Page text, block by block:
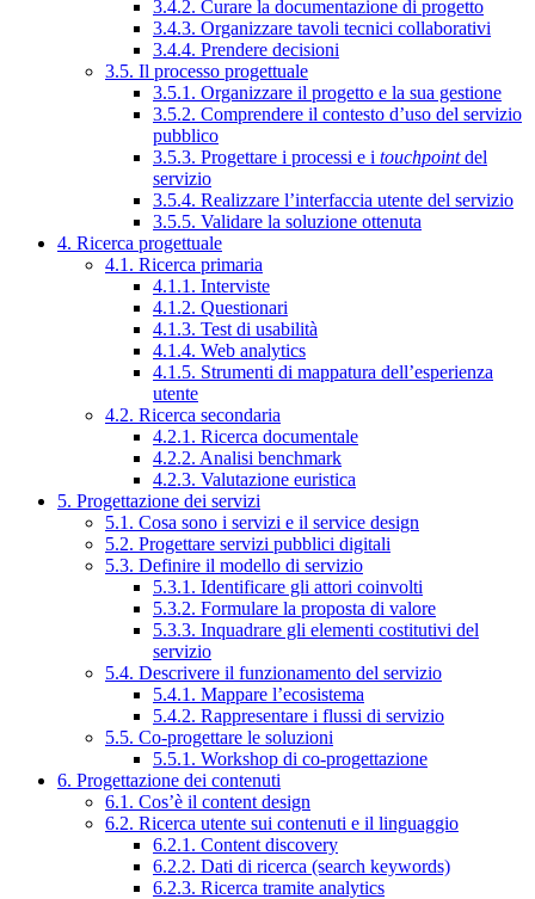
3.4.2. Curare la documentazione di progetto
3.4.3. Organizzare tavoli tecnici collaborativi
3.4.4. Prendere decisioni
3.5. Il processo progettuale
3.5.1. Organizzare il progetto e la sua gestione
3.5.2. Comprendere il contesto d’uso del servizio
pubblico
3.5.3. Progettare i processi e i touchpointdel
servizio
3.5.4. Realizzare l’interfaccia utente del servizio
3.5.5. Validare la soluzione ottenuta
4. Ricerca progettuale
4.1. Ricerca primaria
4.1.1. Interviste
4.1.2. Questionari
4.1.3. Test di usabilità
4.1.4. Web analytics
4.1.5. Strumenti di mappatura dell’esperienza
utente
4.2. Ricerca secondaria
4.2.1. Ricerca documentale
4.2.2. Analisi benchmark
4.2.3. Valutazione euristica
5. Progettazione dei servizi
5.1. Cosa sono i servizi e il service design
5.2. Progettare servizi pubblici digitali
5.3. Definire il modello di servizio
5.3.1. Identificare gli attori coinvolti
5.3.2. Formulare la proposta di valore
5.3.3. Inquadrare gli elementi costitutivi del
servizio
5.4. Descrivere il funzionamento del servizio
5.4.1. Mappare l’ecosistema
5.4.2. Rappresentare i flussi di servizio
5.5. Co-progettare le soluzioni
5.5.1. Workshop di co-progettazione
6. Progettazione dei contenuti
6.1. Cos’è il content design
6.2. Ricerca utente sui contenuti e il linguaggio
6.2.1. Content discovery
6.2.2. Dati di ricerca (search keywords)
6.2.3. Ricerca tramite analytics